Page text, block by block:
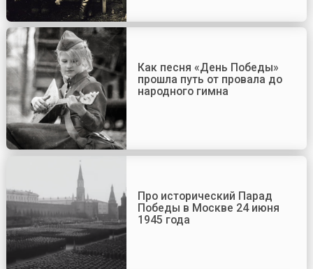
Как песня «День Победы»
прошла путь от провала до
народного гимна
Про исторический Парад
Победы в Москве 24 июня
1945 года